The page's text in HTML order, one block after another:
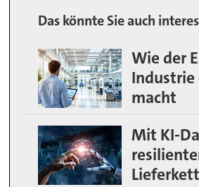
Das könnte Sie auch
Wie der
macht
Mit KI-